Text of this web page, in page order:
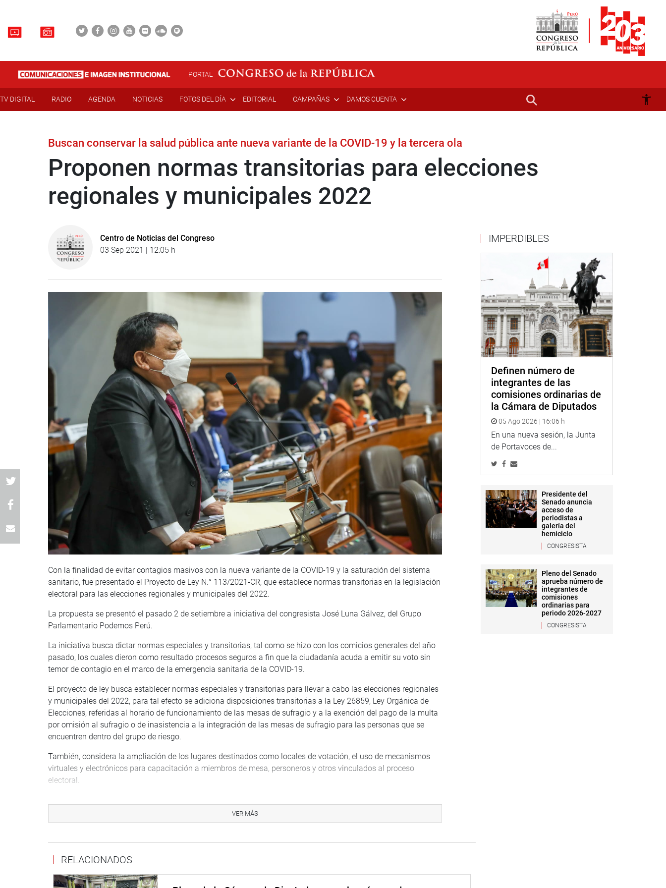
PORTAL
TV DIGITAL RADIO AGENDA NOTICIAS FOTOS DEL DÍA EDITORIAL CAMPAÑAS DAMOS CUENTA
Buscan conservar la salud pública ante nueva variante de la COVID-19 y la tercera ola
Proponen normas transitorias para elecciones
regionales y municipales 2022
Centro de Noticias del Congreso
03 Sep 2021 | 12:05 h
Con la finalidad de evitar contagios masivos con la nueva variante de la COVID-19 y la saturación del sistema
sanitario, fue presentado el Proyecto de Ley N.° 113/2021-CR, que establece normas transitorias en la legislación
electoral para las elecciones regionales y municipales del 2022.
La propuesta se presentó el pasado 2 de setiembre a iniciativa del congresista José Luna Gálvez, del Grupo
Parlamentario Podemos Perú.
La iniciativa busca dictar normas especiales y transitorias, tal como se hizo con los comicios generales del año
pasado, los cuales dieron como resultado procesos seguros a fin que la ciudadanía acuda a emitir su voto sin
temor de contagio en el marco de la emergencia sanitaria de la COVID-19.
El proyecto de ley busca establecer normas especiales y transitorias para llevar a cabo las elecciones regionales
y municipales del 2022, para tal efecto se adiciona disposiciones transitorias a la Ley 26859, Ley Orgánica de
Elecciones, referidas al horario de funcionamiento de las mesas de sufragio y a la exención del pago de la multa
por omisión al sufragio o de inasistencia a la integración de las mesas de sufragio para las personas que se
encuentren dentro del grupo de riesgo.
También, considera la ampliación de los lugares destinados como locales de votación, el uso de mecanismos
virtuales y electrónicos para capacitación a miembros de mesa, personeros y otros vinculados al proceso
electoral.
de las elecciones primarias, al establecimiento de plataformas virtuales del Jurado Nacional de Elecciones, a las
reglas especiales para llevar las elecciones internas de las organizaciones políticas y a otras consideraciones
Así también contempla el uso de herramientas virtuales y electrónicas para las organizaciones políticas y
disposiciones relativas a la declaración jurada de hoja de vida de los candidatos.
VER MÁS
RELACIONADOS
IMPERDIBLES
Definen número de
integrantes de las
comisiones ordinarias de
la Cámara de Diputados
05 Ago 2026 | 16:06 h
En una nueva sesión, la Junta
de Portavoces de...
Presidente del
Senado anuncia
acceso de
periodistas a
galería del
hemiciclo
CONGRESISTA
Pleno del Senado
aprueba número de
integrantes de
comisiones
ordinarias para
periodo 2026-2027
CONGRESISTA